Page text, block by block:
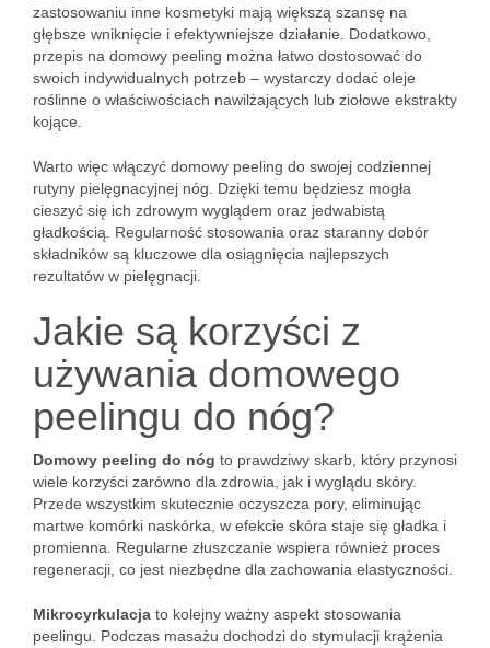
zastosowaniu inne kosmetyki mają większą szansę na
głębsze wniknięcie i efektywniejsze działanie. Dodatkowo,
przepis na domowy peeling można łatwo dostosować do
swoich indywidualnych potrzeb – wystarczy dodać oleje
roślinne o właściwościach nawilżających lub ziołowe ekstrakty
kojące.
Warto więc włączyć domowy peeling do swojej codziennej
rutyny pielęgnacyjnej nóg. Dzięki temu będziesz mogła
cieszyć się ich zdrowym wyglądem oraz jedwabistą
gładkością. Regularność stosowania oraz staranny dobór
składników są kluczowe dla osiągnięcia najlepszych
rezultatów w pielęgnacji.
Jakie są korzyści z
używania domowego
peelingu do nóg?
Domowy peeling do nóg to prawdziwy skarb, który przynosi
wiele korzyści zarówno dla zdrowia, jak i wyglądu skóry.
Przede wszystkim skutecznie oczyszcza pory, eliminując
martwe komórki naskórka, w efekcie skóra staje się gładka i
promienna. Regularne złuszczanie wspiera również proces
regeneracji, co jest niezbędne dla zachowania elastyczności.
Mikrocyrkulacja to kolejny ważny aspekt stosowania
peelingu. Podczas masażu dochodzi do stymulacji krążenia